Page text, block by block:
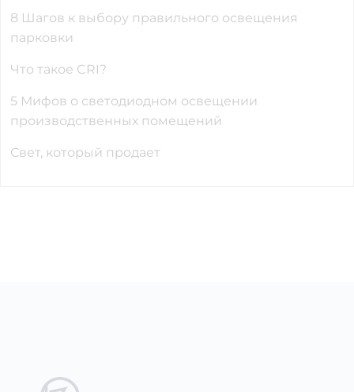
8 Шагов к выбору правильного освещения
парковки
Что такое CRI?
5 Мифов о светодиодном освещении
производственных помещений
Свет, который продает